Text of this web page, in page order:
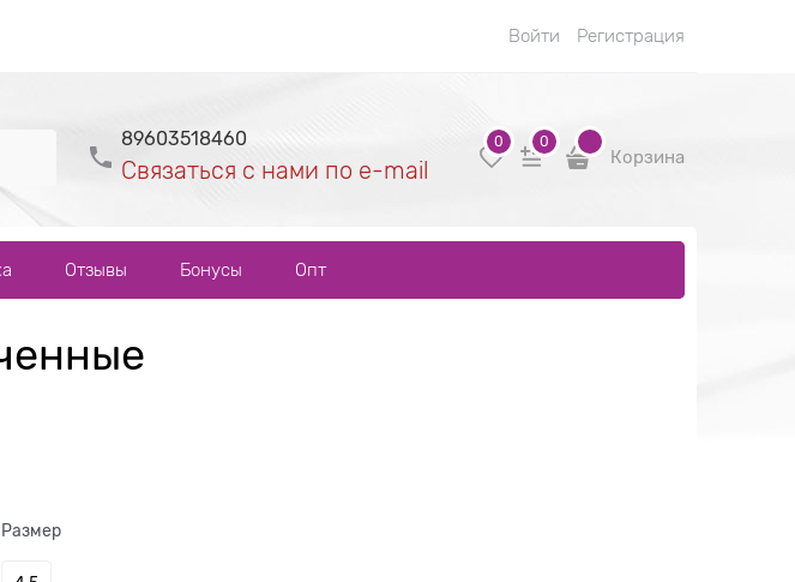
Войти Регистрация
89603518460
Связаться с нами по e-mail
0 0
Корзина
Отзывы Бонусы Опт
Размер